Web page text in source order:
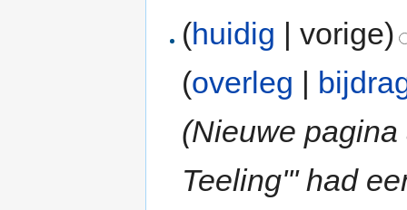
(huidig | vorige)
(overleg |
(Nieuwe
Teeling''' had